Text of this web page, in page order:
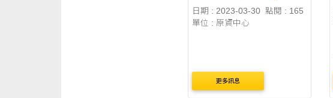
阿朗壹古道
日期 : 2023-03-30 點閱 : 165
單位 : 原資中心
更多訊息